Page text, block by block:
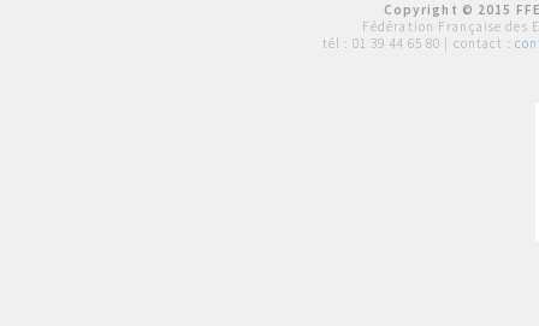
Copyright © 2015
Fédération Française des
tél : 01 39 44 65 80 | contact :